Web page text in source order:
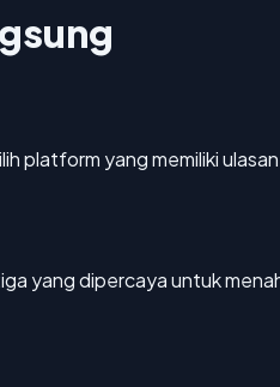
platform yang memiliki
yang dipercaya untuk